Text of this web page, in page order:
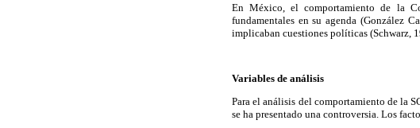
En México, el comportamiento de la
fundamentales en su agenda (González
implicaban cuestiones políticas (Schwarz,
Variables de análisis
Para el análisis del comportamiento de la
se ha presentado una controversia. Los